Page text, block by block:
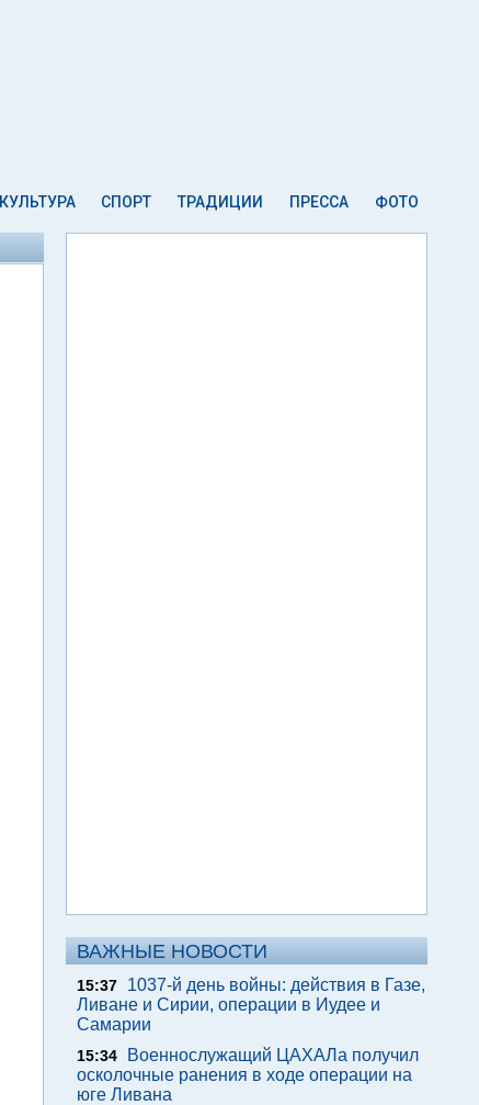
КУЛЬТУРА СПОРТ ТРАДИЦИИ ПРЕССА ФОТО
ВАЖНЫЕ НОВОСТИ
15:37
1037-й день войны: действия в Газе,
Ливане и Сирии, операции в Иудее и
Самарии
15:34
Военнослужащий ЦАХАЛа получил
осколочные ранения в ходе операции на
юге Ливана